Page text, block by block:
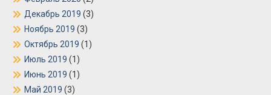
Декабрь 2019 (3)
Ноябрь 2019 (3)
Октябрь 2019 (1)
Июль 2019 (1)
Июнь 2019 (1)
Май 2019 (3)